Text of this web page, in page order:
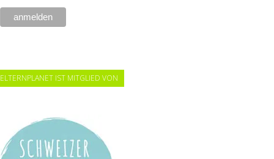
ELTERNPLANET IST MITGLIED VON